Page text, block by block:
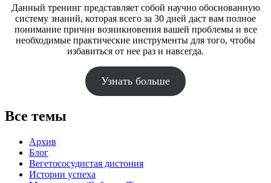
Данный тренинг представляет собой научно обоснованную
систему знаний, которая всего за 30 дней даст вам полное
понимание причин возникновения вашей проблемы и все
необходимые практические инструменты для того, чтобы
избавиться от нее раз и навсегда.
Узнать больше
Все темы
Архив
Блог
Вегетососудистая дистония
Истории успеха